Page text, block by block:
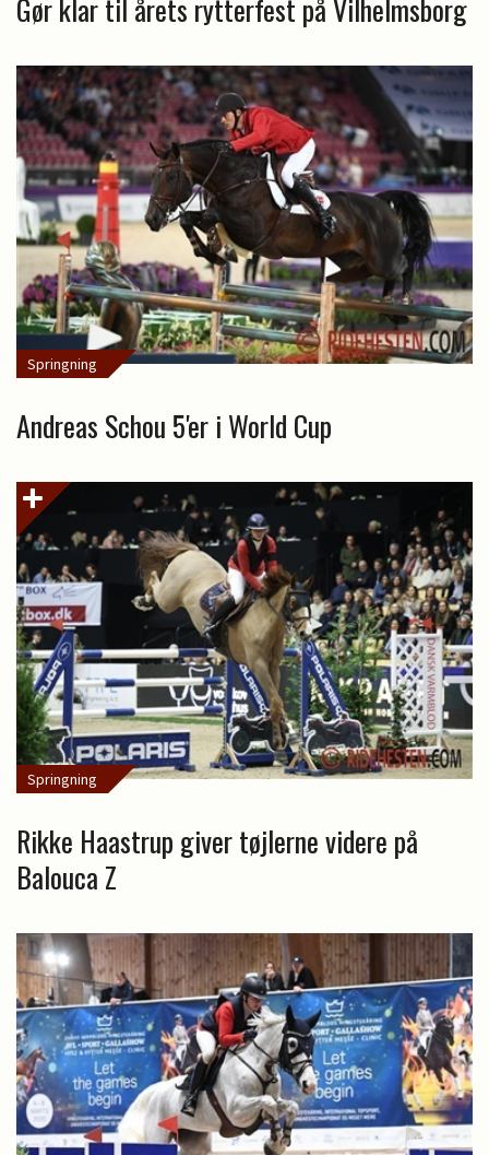
Gør klar til årets rytterfest på Vilhelmsborg
Springning
Andreas Schou 5'er i World Cup
Springning
Rikke Haastrup giver tøjlerne videre på
Balouca Z